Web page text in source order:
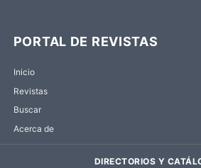
PORTAL DE REVISTAS
Inicio
Revistas
Buscar
Acerca de
DIRECTORIOS Y